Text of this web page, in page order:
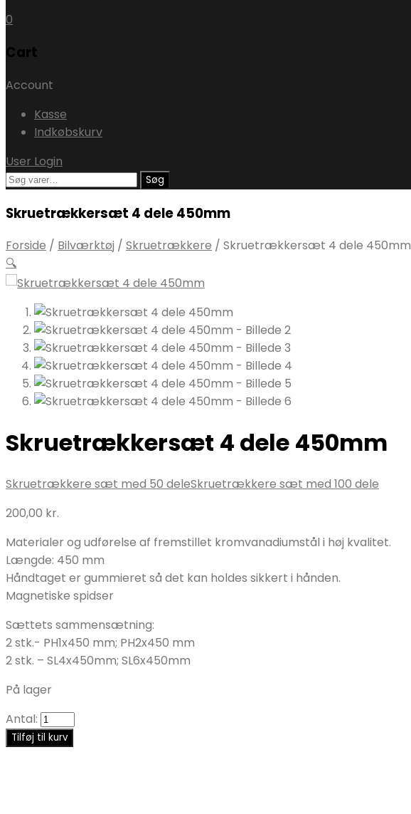
0
Cart
Account
Kasse
Indkøbskurv
User Login
Søg
Søg
Skruetrækkersæt 4 dele 450mm
Forside / Bilværktøj / Skruetrækkere / Skruetrækkersæt 4 dele 450mm
🔍
Skruetrækkersæt 4 dele 450mm
Skruetrækkere sæt med 50 deleSkruetrækkere sæt med 100 dele
200,00 kr.
Materialer og udførelse af fremstillet kromvanadiumstål i høj kvalitet.
Længde: 450 mm
Håndtaget er gummieret så det kan holdes sikkert i hånden.
Magnetiske spidser
Sættets sammensætning:
2 stk.- PH1x450 mm; PH2x450 mm
2 stk. – SL4x450mm; SL6x450mm
På lager
Antal:
Tilføj til kurv